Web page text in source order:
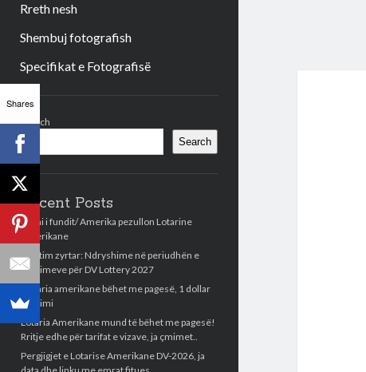
Rreth nesh
Shembuj fotografish
Specifikat e Fotografisë
Sidebar
Search
Search
Recent Posts
Lajmi i fundit/ Amerika pezullon Lotarine
Amerikane
Njoftim zyrtar: Ndryshime në periudhën e
aplikimeve për DV Lottery 2027
Llotaria amerikane bëhet me pagesë, 1 dollar
aplikimi
Lotaria Amerikane mund të bëhet me pagesë!
Rritje edhe për tarifat e vizave, ja çmimet..
Pergjigjet e Lotarise Amerikane DV-2026, ja
Shares